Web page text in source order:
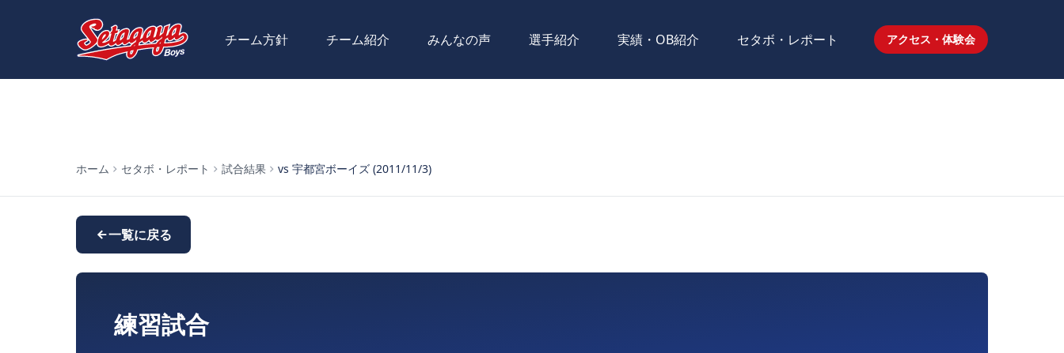
チーム方針 チーム紹介 みんなの声 選手紹介 実績・OB紹介 セタボ・レポート アクセス・体験会
ホーム セタボ・レポート 試合結果 vs 宇都宮ボーイズ (2011/11/3)
一覧に戻る
練習試合